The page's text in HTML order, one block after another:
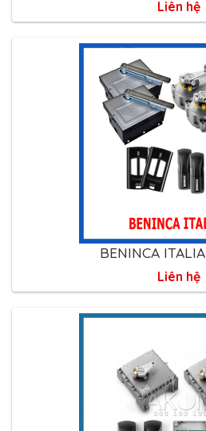
Liên hệ
BENINCA
Liên hệ